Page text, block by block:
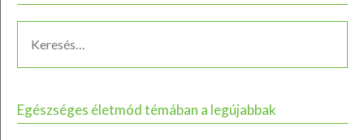
Egészséges életmód témában a legújabbak